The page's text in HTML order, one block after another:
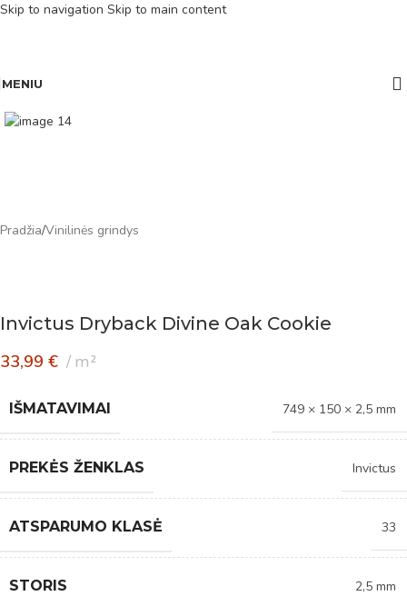
Skip to navigation Skip to main content
MENIU
Pradžia/Vinilinės grindys
Invictus Dryback Divine Oak Cookie
33,99 € m²
IŠMATAVIMAI 749 × 150 × 2,5 mm
PREKĖS ŽENKLAS Invictus
ATSPARUMO KLASĖ 33
STORIS 2,5 mm